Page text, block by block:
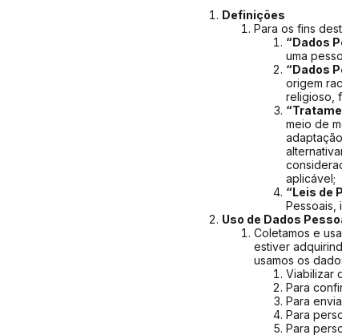
Definições
Para os fins
“Dados
uma
“Dados
origem
religioso,
meio de
aplicável;
“Leis de
Pessoais,
Uso de Dados
Coletamos e
estiver
usamos os
Viabilizar
Para
Para
Para
Para